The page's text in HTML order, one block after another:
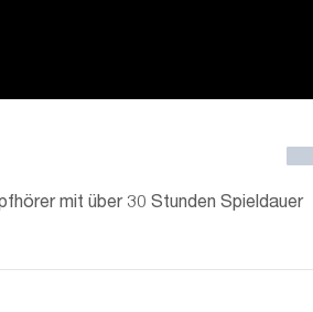
mit über 30 Stunden Spieldauer